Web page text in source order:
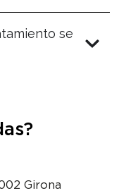
se
Girona